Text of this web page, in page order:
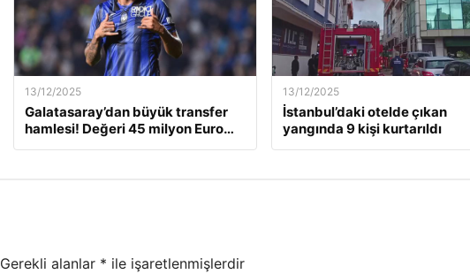
13/12/2025
Galatasaray’dan büyük transfer
hamlesi! Değeri 45 milyon Euro…
13/12/2025
İstanbul’daki otelde çıkan
yangında 9 kişi kurtarıldı
Gerekli alanlar * ile işaretlenmişlerdir